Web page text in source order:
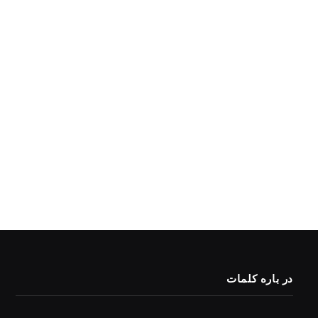
در باره کلمات